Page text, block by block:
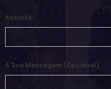
Assunto
A Sua Mensagem (opcional)